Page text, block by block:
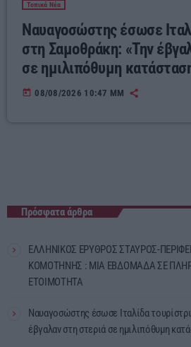
Τοπικά Νέα
Ναυαγοσώστης έσωσε
στη Σαμοθράκη: «Την
σε ημιλιπόθυμη
today 08/08/2026 10:47 ΜΜ
Πρόσφατα άρθρα
ΕΛΛΗΝΙΚΟΣ ΕΡΥΘΡΟΣ ΣΤΑΥΡΟΣ-
ΚΟΜΟΤΗΝΗΣ : ΜΙΑ ΕΒΔΟΜΑΔΑ ΣΕ
ΕΤΟΙΜΟΤΗΤΑ
Ναυαγοσώστης έσωσε Ιταλίδα
έβγαλαν στη στεριά σε ημιλιπόθυμη